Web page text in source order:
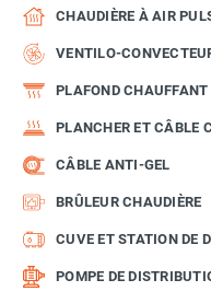
CHAUDIÈRE À AIR
VENTILO-
PLAFOND CHAUFFANT
PLANCHER ET CÂBLE
CÂBLE ANTI-GEL
BRÛLEUR CHAUDIÈRE
CUVE ET STATION DE
POMPE DE